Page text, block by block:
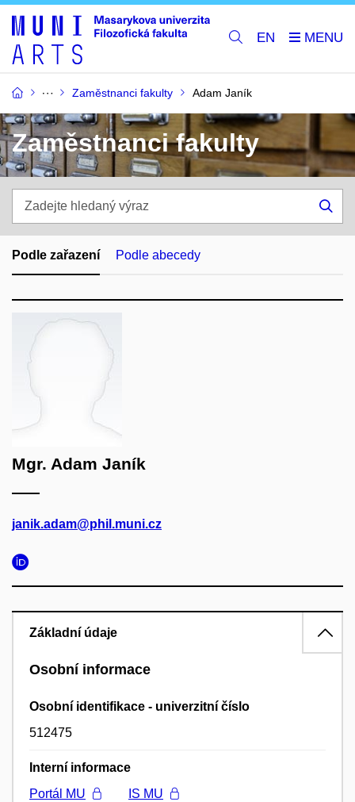
EN
Zaměstnanci fakulty Adam Janík
Zaměstnanci fakulty
hledaný
výraz
Podle zařazení Podle abecedy
Mgr. Adam Janík
janik.adam@phil.muni.cz
Základní údaje
Osobní informace
Osobní identifikace - univerzitní číslo
512475
Interní informace
Portál MU
IS MU